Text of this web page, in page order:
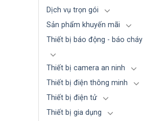
Dịch vụ trọn gói
Sản phẩm khuyến mãi
Thiết bị báo động - báo cháy
Thiết bị camera an ninh
Thiết bị điện thông minh
Thiết bị điện tử
Thiết bị gia dụng